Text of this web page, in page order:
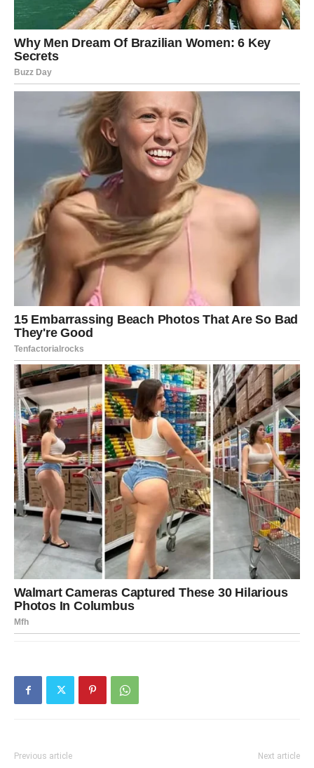
Previous article Next article